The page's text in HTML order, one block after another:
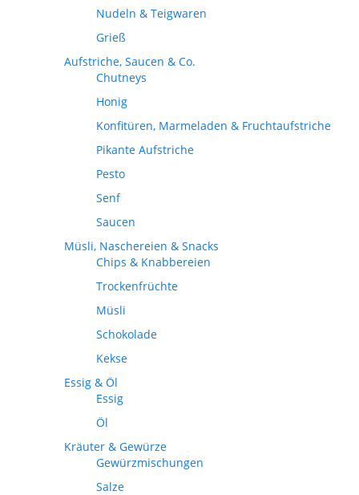
Nudeln & Teigwaren
Grieß
Aufstriche, Saucen & Co.
Chutneys
Honig
Konfitüren, Marmeladen & Fruchtaufstriche
Pikante Aufstriche
Pesto
Senf
Saucen
Müsli, Naschereien & Snacks
Chips & Knabbereien
Trockenfrüchte
Müsli
Schokolade
Kekse
Essig & Öl
Essig
Öl
Kräuter & Gewürze
Gewürzmischungen
Salze